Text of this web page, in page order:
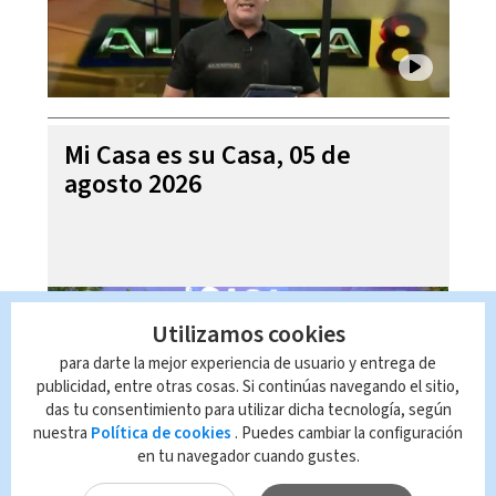
Mi Casa es su Casa, 05 de
agosto 2026
Utilizamos cookies
para darte la mejor experiencia de usuario y entrega de
publicidad, entre otras cosas. Si continúas navegando el sitio,
das tu consentimiento para utilizar dicha tecnología, según
nuestra Política de cookies . Puedes cambiar la configuración
en tu navegador cuando gustes.